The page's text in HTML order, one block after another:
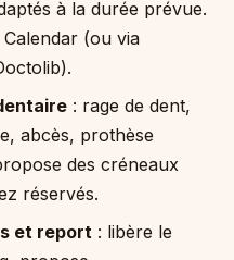
à la durée prévue.
(ou via
: rage de dent,
abcès, prothèse
des créneaux
réservés.
et report : libère le